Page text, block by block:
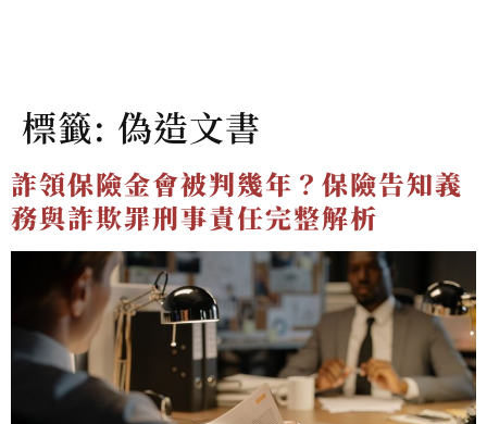
標籤: 偽造文書
詐領保險金會被判幾年？保險告知義
務與詐欺罪刑事責任完整解析